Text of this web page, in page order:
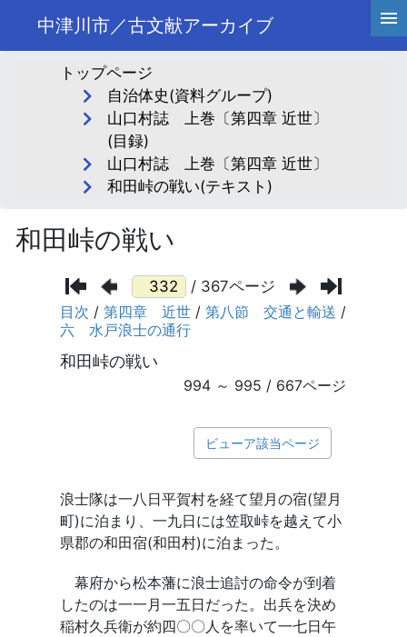
中津川市／古文献アーカイブ
トップページ
自治体史(資料グループ)
山口村誌 上巻〔第四章 近世〕
(目録)
山口村誌 上巻〔第四章 近世〕
和田峠の戦い(テキスト)
和田峠の戦い
/ 367ページ